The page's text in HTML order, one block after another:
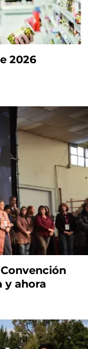
2026
y ahora